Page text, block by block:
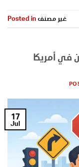
Posted in غير مصنف
في أمريكا
17
Jul